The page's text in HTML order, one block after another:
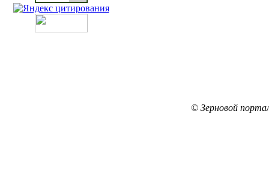
© Зерновой